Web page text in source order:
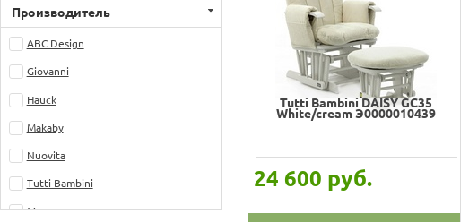
Производитель
ABC Design
Giovanni
Hauck
Makaby
Nuovita
Tutti Bambini
Можга
Tutti Bambini DAISY GC35
White/cream Э0000010439
24 600 руб.